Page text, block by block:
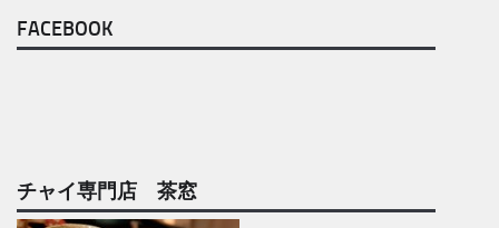
FACEBOOK
チャイ専門店 茶窓